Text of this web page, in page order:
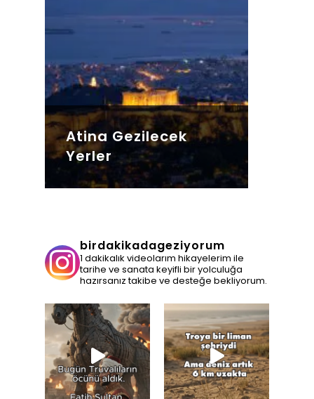
Atina Gezilecek
Yerler
birdakikadageziyorum
1 dakikalık videolarım hikayelerim ile
tarihe ve sanata keyifli bir yolculuğa
hazırsanız takibe ve desteğe bekliyorum.